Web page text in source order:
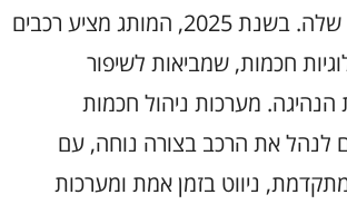
בדגמים החדשים שלה. בשנת 2025, המותג מציע רכבים
חכמות, שמביאות לשיפור
הנהיגה. מערכות ניהול חכמות
לנהל את הרכב בצורה נוחה, עם
ניווט בזמן אמת ומערכות